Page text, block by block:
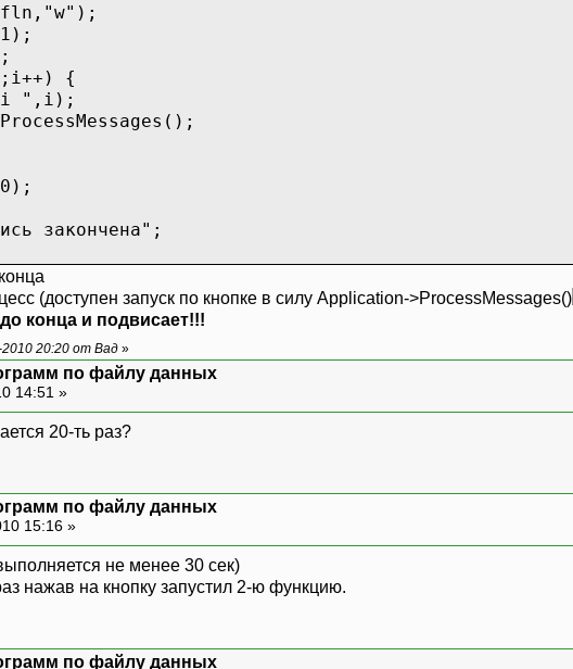
{
",i);
закончена";
(доступен запуск по кнопке в силу Application->ProcessMessages()
конца и подвисает!!!
20:20 от Вад »
по файлу данных
14:51 »
20-ть раз?
по файлу данных
15:16 »
не менее 30 сек)
нажав на кнопку запустил 2-ю функцию.
по файлу данных